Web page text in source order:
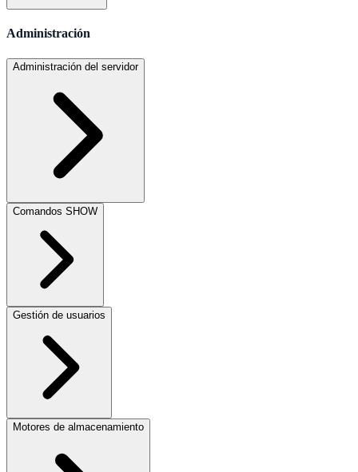
Administración
Administración del servidor
Comandos SHOW
Gestión de usuarios
Motores de almacenamiento